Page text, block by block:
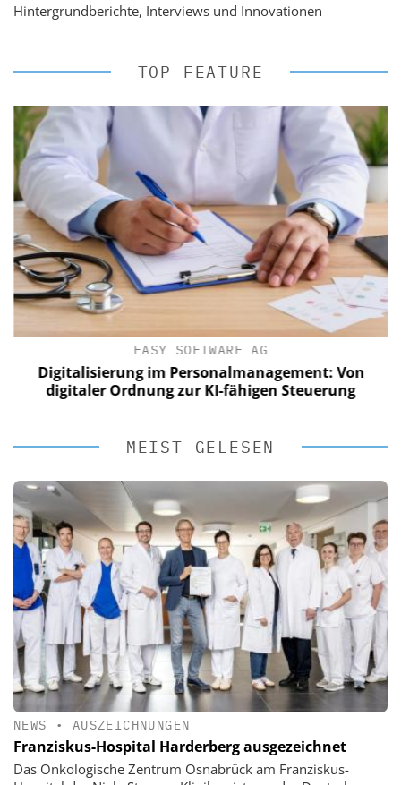
Hintergrundberichte, Interviews und Innovationen
TOP-FEATURE
EASY SOFTWARE AG
Digitalisierung im Personalmanagement: Von
digitaler Ordnung zur KI-fähigen Steuerung
MEIST GELESEN
NEWS • AUSZEICHNUNGEN
Franziskus-Hospital Harderberg ausgezeichnet
Das Onkologische Zentrum Osnabrück am Franziskus-